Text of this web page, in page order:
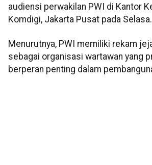
audiensi perwakilan PWI di Kantor
Komdigi, Jakarta Pusat pada Selasa.
Menurutnya, PWI memiliki rekam
sebagai organisasi wartawan yang
berperan penting dalam